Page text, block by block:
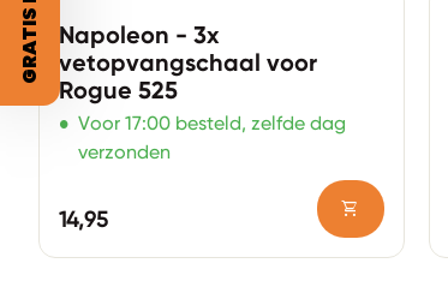
Napoleon - 3x
vetopvangschaal voor
Rogue 525
• Voor 17:00 besteld, zelfde dag
verzonden
Normale prijs
14,95 shopping_cart